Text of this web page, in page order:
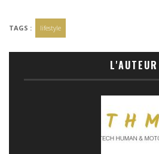
TAGS : lifestyle
L'AUTEUR